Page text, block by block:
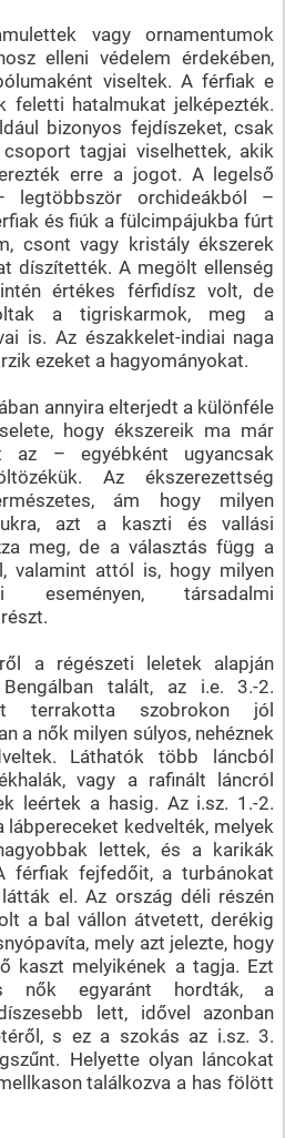
vagy ornamentumok
elleni védelem érdekében,
viseltek. A férfiak e
feletti hatalmukat jelképezték.
bizonyos fejdíszeket, csak
tagjai viselhettek, akik
erre a jogot. A legelső
legtöbbször orchideákból –
és fiúk a fülcimpájukba fúrt
csont vagy kristály ékszerek
díszítették. A megölt ellenség
értékes férfidísz volt, de
a tigriskarmok, meg a
is. Az északkelet-indiai naga
ezeket a hagyományokat.
annyira elterjedt a különféle
hogy ékszereik ma már
az – egyébként ugyancsak
Az ékszerezettség
ám hogy milyen
azt a kaszti és vallási
meg, de a választás függ a
valamint attól is, hogy milyen
eseményen, társadalmi
a régészeti leletek alapján
talált, az i.e. 3.-2.
terrakotta szobrokon jól
a nők milyen súlyos, nehéznek
Láthatók több láncból
vagy a rafinált láncról
leértek a hasig. Az i.sz. 1.-2.
lábpereceket kedvelték, melyek
lettek, és a karikák
férfiak fejfedőit, a turbánokat
el. Az ország déli részén
a bal vállon átvetett, derékig
mely azt jelezte, hogy
kaszt melyikének a tagja. Ezt
nők egyaránt hordták, a
lett, idővel azonban
s ez a szokás az i.sz. 3.
Helyette olyan láncokat
találkozva a has fölött